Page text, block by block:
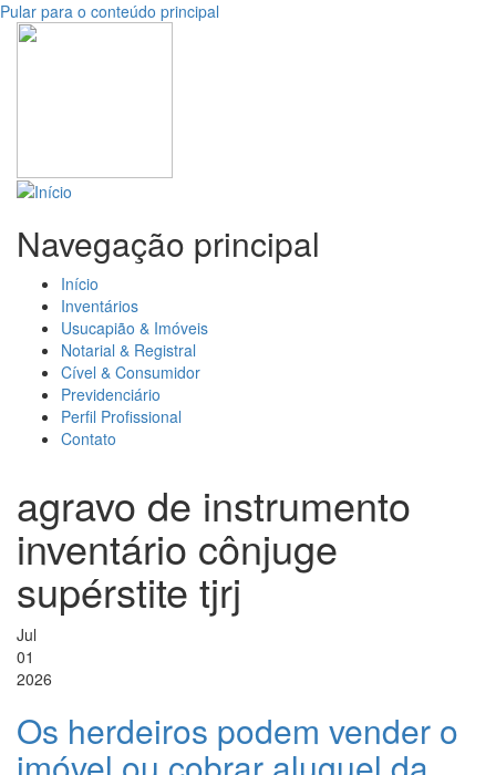
Pular para o conteúdo principal
Navegação principal
Início
Inventários
Usucapião & Imóveis
Notarial & Registral
Cível & Consumidor
Previdenciário
Perfil Profissional
Contato
agravo de instrumento
inventário cônjuge
supérstite tjrj
Jul
01
2026
Os herdeiros podem vender o